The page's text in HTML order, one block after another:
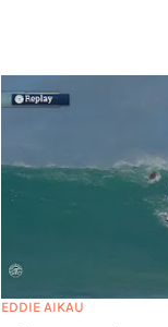
EDDIE AIKAU